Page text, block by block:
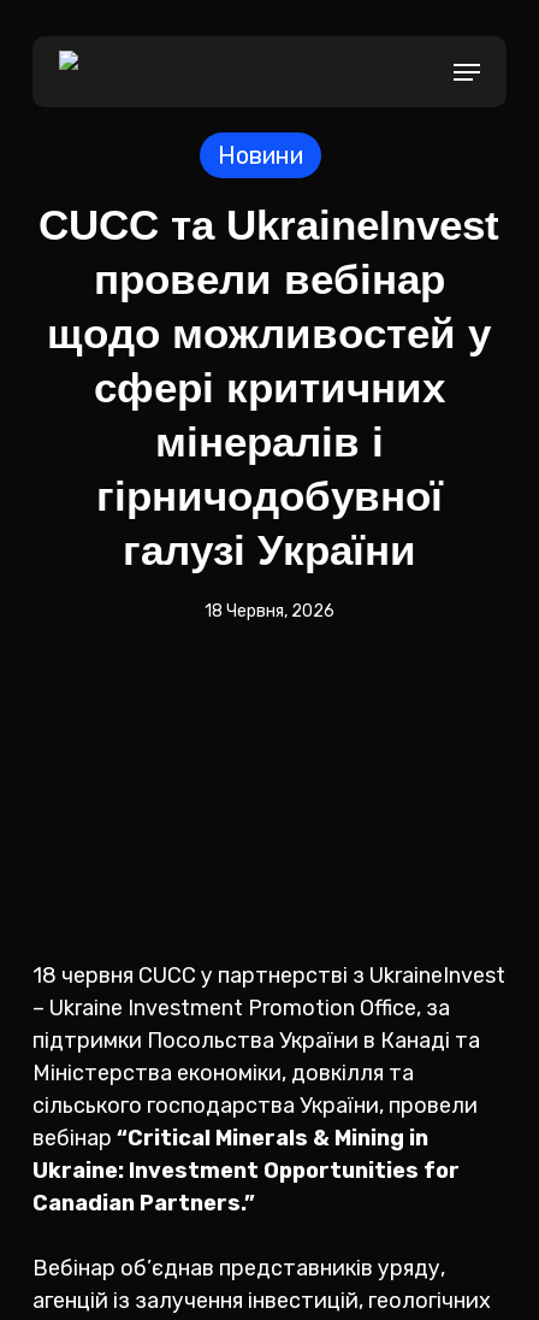
Menu
Новини
CUCC та UkraineInvest
провели вебінар
щодо можливостей у
сфері критичних
мінералів і
гірничодобувної
галузі України
18 Червня, 2026
18 червня CUCC у партнерстві з UkraineInvest
– Ukraine Investment Promotion Office, за
підтримки Посольства України в Канаді та
Міністерства економіки, довкілля та
сільського господарства України, провели
вебінар “Critical Minerals & Mining in
Ukraine: Investment Opportunities for
Canadian Partners.”
Вебінар об’єднав представників уряду,
агенцій із залучення інвестицій, геологічних
Close